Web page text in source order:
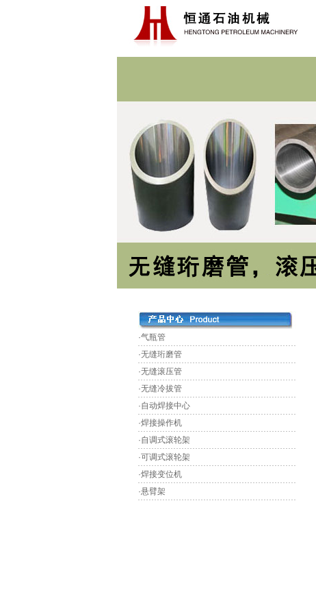
·气瓶管
·无缝珩磨管
·无缝滚压管
·无缝冷拔管
·自动焊接中心
·焊接操作机
·自调式滚轮架
·可调式滚轮架
·焊接变位机
·悬臂架